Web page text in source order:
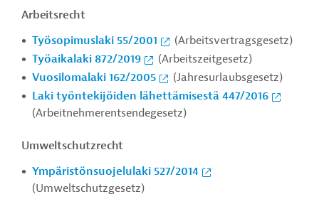
Arbeitsrecht
Työsopimuslaki 55/2001
(Arbeitsvertragsgesetz)
Työaikalaki 872/2019
(Arbeitszeitgesetz)
Vuosilomalaki 162/2005
(Jahresurlaubsgesetz)
Laki työntekijöiden lähettämisestä 447/2016
(Arbeitnehmerentsendegesetz)
Umweltschutzrecht
Ympäristönsuojelulaki 527/2014
(Umweltschutzgesetz)